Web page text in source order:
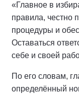
«Главное в
правила, честно
процедуры и
Оставаться
себе и своей
По его словам,
определённый